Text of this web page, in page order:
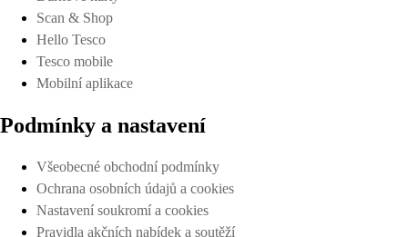
Scan & Shop
Hello Tesco
Tesco mobile
Mobilní aplikace
Podmínky a nastavení
Všeobecné obchodní podmínky
Ochrana osobních údajů a cookies
Nastavení soukromí a cookies
Pravidla akčních nabídek a soutěží